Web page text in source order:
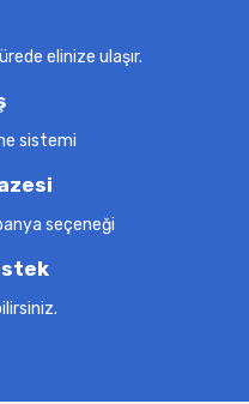
elinize ulaşır.
sistemi
seçeneği